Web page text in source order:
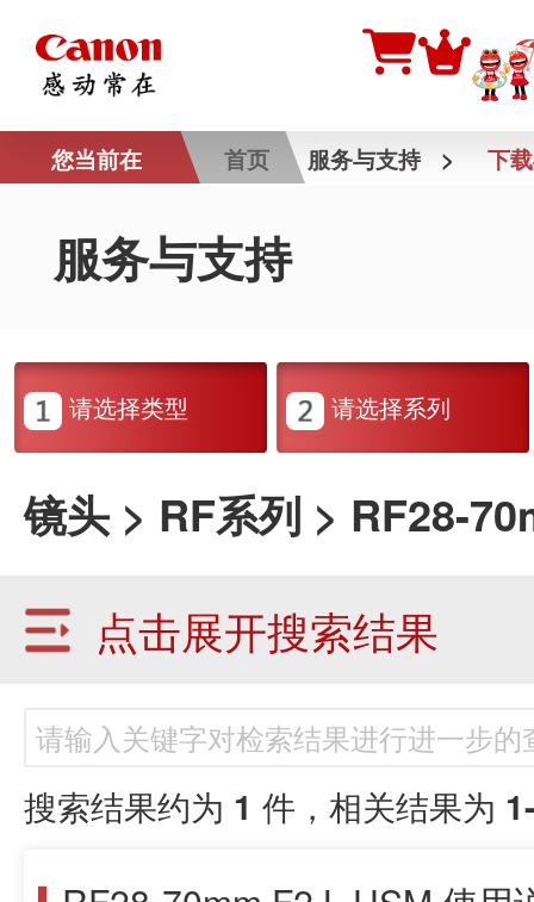
您当前在 首页 服务与支持 > 下
服务与支持
请选择类型 请选择系列
镜头 > RF系列 > RF28-
点击展开搜索结果
搜索结果约为 1 件，相关结果为